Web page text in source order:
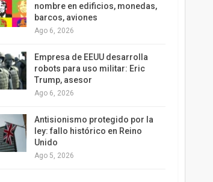
nombre en edificios, monedas,
barcos, aviones
Ago 6, 2026
Empresa de EEUU desarrolla
robots para uso militar: Eric
Trump, asesor
Ago 6, 2026
Antisionismo protegido por la
ley: fallo histórico en Reino
Unido
Ago 5, 2026